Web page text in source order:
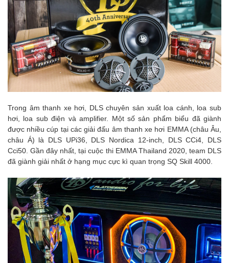
Trong âm thanh xe hơi, DLS chuyên sản xuất loa cánh, loa sub
hơi, loa sub điện và amplifier. Một số sản phẩm biểu đã giành
được nhiều cúp tại các giải đấu âm thanh xe hơi EMMA (châu Âu,
châu Á) là DLS UPi36, DLS Nordica 12-inch, DLS CCi4, DLS
Cci50. Gần đây nhất, tại cuộc thi EMMA Thailand 2020, team DLS
đã giành giải nhất ở hạng mục cực kì quan trọng SQ Skill 4000.